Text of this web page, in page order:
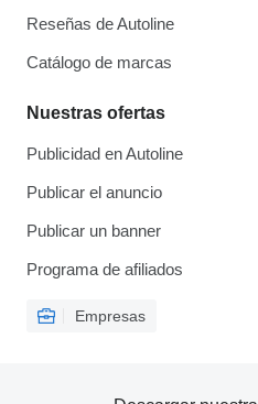
Reseñas de Autoline
Catálogo de marcas
Nuestras ofertas
Publicidad en Autoline
Publicar el anuncio
Publicar un banner
Programa de afiliados
Empresas